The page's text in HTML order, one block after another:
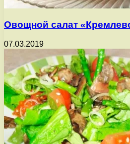
Овощной салат
07.03.2019